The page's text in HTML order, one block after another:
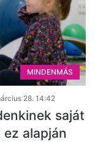
MINDENMÁS
28. 14:42
saját
alapján